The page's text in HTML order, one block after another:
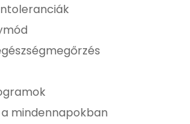
mindennapokban